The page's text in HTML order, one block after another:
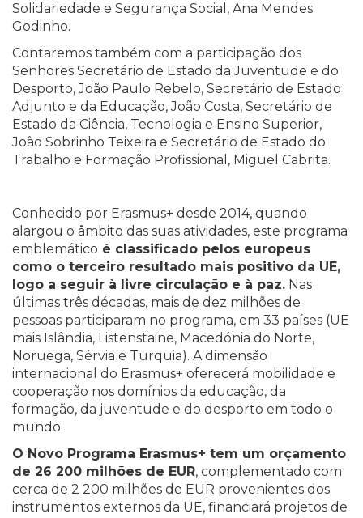
Solidariedade e Segurança Social, Ana Mendes
Godinho.
Contaremos também com a participação dos
Senhores Secretário de Estado da Juventude e do
Desporto, João Paulo Rebelo, Secretário de Estado
Adjunto e da Educação, João Costa, Secretário de
Estado da Ciência, Tecnologia e Ensino Superior,
João Sobrinho Teixeira e Secretário de Estado do
Trabalho e Formação Profissional, Miguel Cabrita.
Conhecido por Erasmus+ desde 2014, quando
alargou o âmbito das suas atividades, este programa
emblemático é classificado pelos europeus
como o terceiro resultado mais positivo da UE,
logo a seguir à livre circulação e à paz. Nas
últimas três décadas, mais de dez milhões de
pessoas participaram no programa, em 33 países (UE
mais Islândia, Listenstaine, Macedónia do Norte,
Noruega, Sérvia e Turquia). A dimensão
internacional do Erasmus+ oferecerá mobilidade e
cooperação nos domínios da educação, da
formação, da juventude e do desporto em todo o
mundo.
O Novo Programa Erasmus+ tem um orçamento
de 26 200 milhões de EUR, complementado com
cerca de 2 200 milhões de EUR provenientes dos
instrumentos externos da UE, financiará projetos de